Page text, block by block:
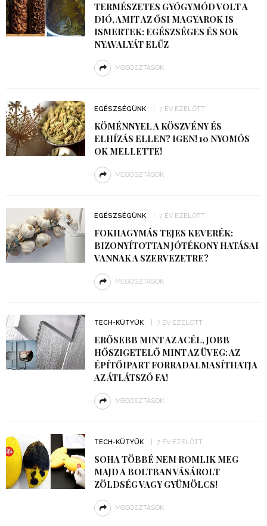
TERMÉSZETES GYÓGYMÓD VOLT A
DIÓ, AMIT AZ ŐSI MAGYAROK IS
ISMERTEK: EGÉSZSÉGES ÉS SOK
NYAVALYÁT ELŰZ
MEGOSZTÁSOK
EGÉSZSÉGÜNK 7 ÉV EZELŐTT
KÖMÉNNYEL A KÖSZVÉNY ÉS
ELHÍZÁS ELLEN? IGEN! 10 NYOMÓS
OK MELLETTE!
MEGOSZTÁSOK
EGÉSZSÉGÜNK 7 ÉV EZELŐTT
FOKHAGYMÁS TEJES KEVERÉK:
BIZONYÍTOTTAN JÓTÉKONY HATÁSAI
VANNAK A SZERVEZETRE?
MEGOSZTÁSOK
TECH-KÜTYÜK 7 ÉV EZELŐTT
ERŐSEBB MINT AZ ACÉL, JOBB
HŐSZIGETELŐ MINT AZ ÜVEG: AZ
ÉPÍTŐIPART FORRADALMASÍTHATJA
AZ ÁTLÁTSZÓ FA!
MEGOSZTÁSOK
TECH-KÜTYÜK 7 ÉV EZELŐTT
SOHA TÖBBÉ NEM ROMLIK MEG
MAJD A BOLTBAN VÁSÁROLT
ZÖLDSÉG VAGY GYÜMÖLCS!
MEGOSZTÁSOK